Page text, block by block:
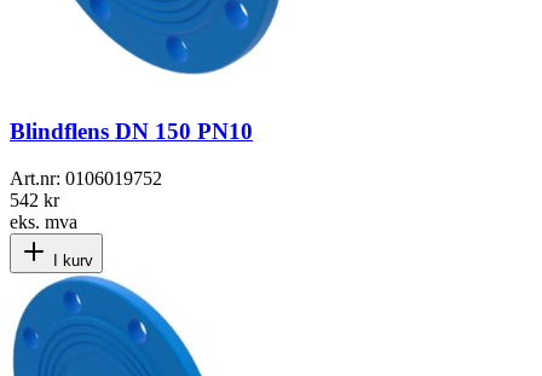
Blindflens DN 150 PN10
Art.nr: 0106019752
542 kr
eks. mva
I kurv